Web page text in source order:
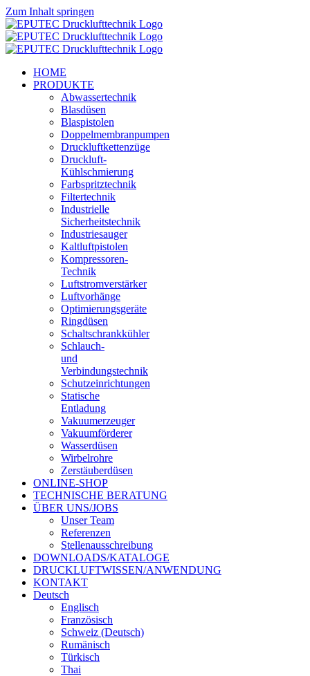
Zum Inhalt springen
HOME
PRODUKTE
Abwassertechnik
Blasdüsen
Blaspistolen
Doppelmembranpumpen
Druckluftkettenzüge
Druckluft-
Kühlschmierung
Farbspritztechnik
Filtertechnik
Industrielle
Sicherheitstechnik
Industriesauger
Kaltluftpistolen
Kompressoren-
Technik
Luftstromverstärker
Luftvorhänge
Optimierungsgeräte
Ringdüsen
Schaltschrankkühler
Schlauch-
und
Verbindungstechnik
Schutzeinrichtungen
Statische
Entladung
Vakuumerzeuger
Vakuumförderer
Wasserdüsen
Wirbelrohre
Zerstäuberdüsen
ONLINE-SHOP
TECHNISCHE BERATUNG
ÜBER UNS/JOBS
Unser Team
Referenzen
Stellenausschreibung
DOWNLOADS/KATALOGE
DRUCKLUFTWISSEN/ANWENDUNG
KONTAKT
Deutsch
Englisch
Französisch
Schweiz (Deutsch)
Rumänisch
Türkisch
Thai